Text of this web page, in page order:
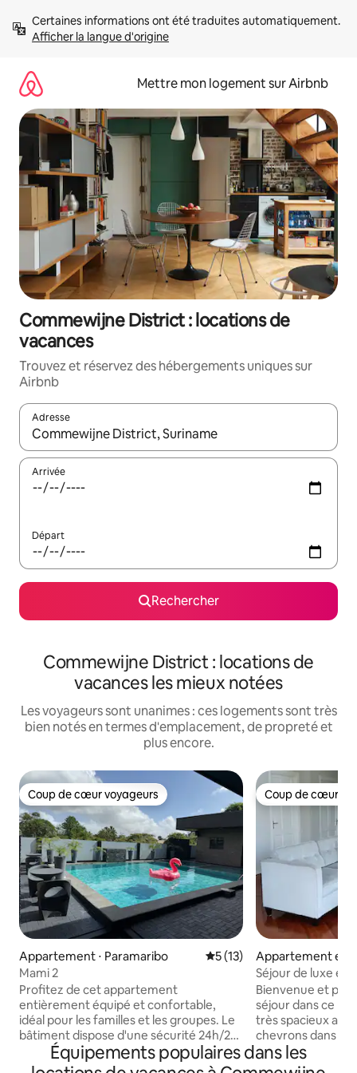
directement
Afficher la langue d'origine
Mettre mon logement sur Airbnb
Commewijne District : locations de
vacances
Trouvez et réservez des hébergements uniques sur
Airbnb
Adresse
Lorsque les résultats s'affichent, utilisez les flèches vers le
Arrivée
Départ
Rechercher
Commewijne District : locations de
vacances les mieux notées
Les voyageurs sont unanimes : ces logements sont très
bien notés en termes d'emplacement, de propreté et
plus encore.
Coup de cœur voyageurs
Coup de cœur voyageurs
Appartement ⋅ Paramaribo Évaluation moyenne sur la
5 (13)
Mami 2
Profitez de cet appartement
entièrement équipé et confortable,
idéal pour les familles et les groupes. Le
bâtiment dispose d'une sécurité 24h/24.
La cuisine est entièrement équipée et
comprend des ustensiles, un four à
Coup de cœur
Coup de cœur
Appartement en
Paramaribo
Séjour de luxe en
bâtiment de style
Bienvenue et
séjour dans ce
très spacieux
chevrons dans
Profitez de votre
patio avec une
Équipements populaires dans les